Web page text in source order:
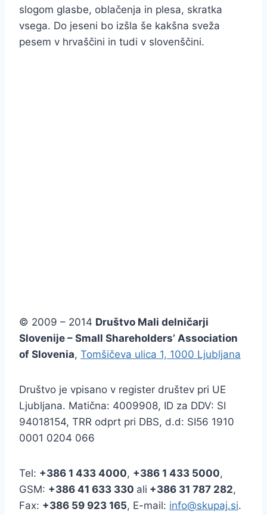
slogom glasbe, oblačenja in plesa, skratka
vsega. Do jeseni bo izšla še kakšna sveža
pesem v hrvaščini in tudi v slovenščini.
© 2009 – 2014 Društvo Mali delničarji
Slovenije – Small Shareholders’ Association
of Slovenia, Tomšičeva ulica 1, 1000 Ljubljana
Društvo je vpisano v register društev pri UE
Ljubljana. Matična: 4009908, ID za DDV: SI
94018154, TRR odprt pri DBS, d.d: SI56 1910
0001 0204 066
Tel: +386 1 433 4000, +386 1 433 5000,
GSM: +386 41 633 330 ali +386 31 787 282,
Fax: +386 59 923 165, E-mail: info@skupaj.si.